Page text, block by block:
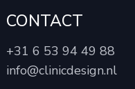
CONTACT
+31 6 53 94 49 88
info@clinicdesign.nl